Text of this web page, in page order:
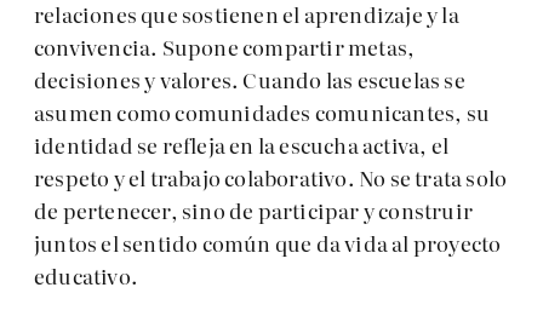
relaciones que sostienen el aprendizaje y la
convivencia. Supone compartir metas,
decisiones y valores. Cuando las escuelas se
asumen como comunidades comunicantes, su
identidad se refleja en la escucha activa, el
respeto y el trabajo colaborativo. No se trata solo
de pertenecer, sino de participar y construir
juntos el sentido común que da vida al proyecto
educativo.